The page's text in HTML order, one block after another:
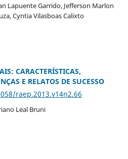
Lapuente Garrido, Jefferson Marlon
Cyntia Vilasboas Calixto
CARACTERÍSTICAS,
E RELATOS DE SUCESSO
raep.2013.v14n2.66
Leal Bruni